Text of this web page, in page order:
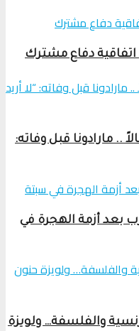
اتفاقية دفاع مشترك
.. مارادونا قبل وفاته:
بعد أزمة الهجرة في
والفلسفة… ولويزة